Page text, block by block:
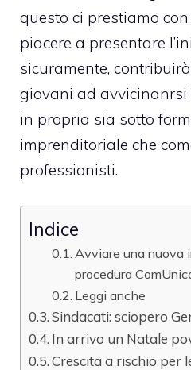
questo ci prestiamo
piacere a presentare
sicuramente,
giovani ad
in propria sia sotto
imprenditoriale che
professionisti.
Indice
Avviare una nuova
procedura
Leggi anche
Sindacati: sciopero
In arrivo un Natale
Crescita a rischio per